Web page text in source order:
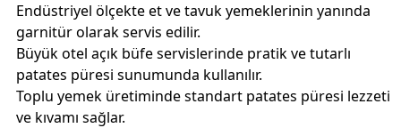
Endüstriyel ölçekte et ve tavuk yemeklerinin yanında
garnitür olarak servis edilir.
Büyük otel açık büfe servislerinde pratik ve tutarlı
patates püresi sunumunda kullanılır.
Toplu yemek üretiminde standart patates püresi lezzeti
ve kıvamı sağlar.